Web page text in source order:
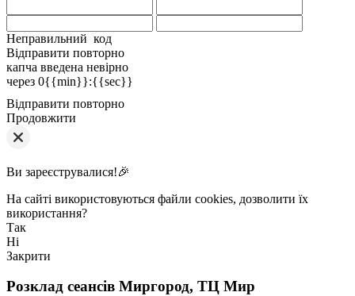
Неправильний код
Відправити повторно
капча введена невірно
через 0{{min}}:{{sec}}
Відправити повторно
Продовжити
Ви зареєструвалися!🎉
На сайті використовуються файли cookies, дозволити їх
використання?
Так
Ні
Закрити
Розклад сеансів Миргород, ТЦ Мир